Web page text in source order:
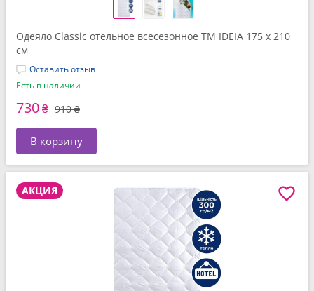
Одеяло Classic отельное всесезонное ТМ IDEIA 175 x 210
см
Оставить отзыв
Есть в наличии
730₴ 910 ₴
В корзину
АКЦИЯ